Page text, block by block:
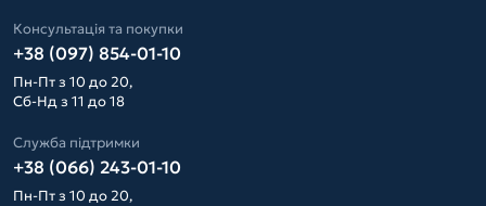
Консультація та покупки
+38 (097) 854-01-10
Пн-Пт з 10 до 20,
Сб-Нд з 11 до 18
Служба підтримки
+38 (066) 243-01-10
Пн-Пт з 10 до 20,